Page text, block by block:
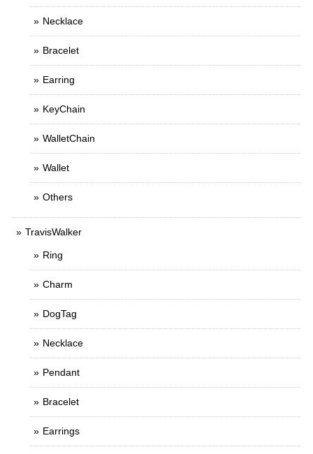
Necklace
Bracelet
Earring
KeyChain
WalletChain
Wallet
Others
TravisWalker
Ring
Charm
DogTag
Necklace
Pendant
Bracelet
Earrings